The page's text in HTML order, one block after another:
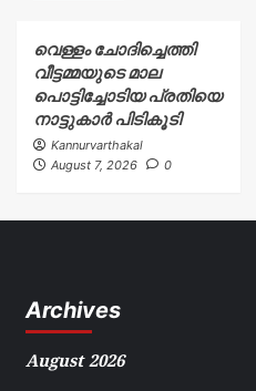
വെള്ളം ചോദിച്ചെത്തി
വീട്ടമ്മയുടെ മാല
പൊട്ടിച്ചോടിയ പ്രതിയെ
നാട്ടുകാർ പിടികൂടി
Kannurvarthakal
August 7, 2026
0
Archives
August 2026